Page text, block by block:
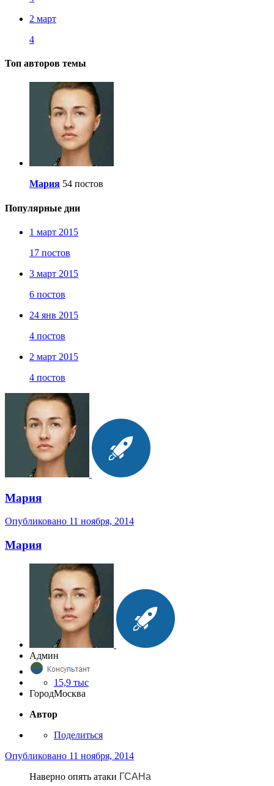
2 март
4
Топ авторов темы
Мария 54 постов
Популярные дни
1 март 2015
17 постов
3 март 2015
6 постов
24 янв 2015
4 постов
2 март 2015
4 постов
Мария
Опубликовано 11 ноября, 2014
Мария
Админ
15,9 тыс
ГородМосква
Автор
Поделиться
Опубликовано 11 ноября, 2014
Наверно опять атаки ГСАНа